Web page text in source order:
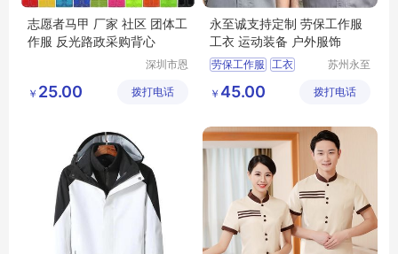
志愿者马甲 厂家 社区 团体工
作服 反光路政采购背心
深圳市恩
限公司
￥ 25.00 拨打电话
永至诚支持定制 劳保工作服
工衣 运动装备 户外服饰
劳保工作服 工衣
工作服定制
苏州永至
限公司
￥ 45.00 拨打电话